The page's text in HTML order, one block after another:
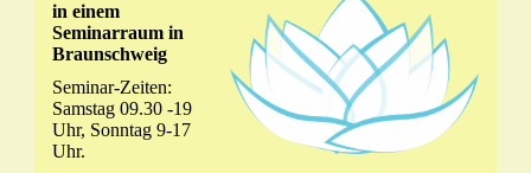
in einem
Seminarraum in
Braunschweig
Seminar-Zeiten:
Samstag 09.30 -19
Uhr, Sonntag 9-17
Uhr.